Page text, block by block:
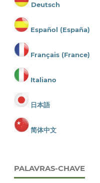
Deutsch
Español (España)
Français (France)
Italiano
日本語
简体中文
PALAVRAS-CHAVE